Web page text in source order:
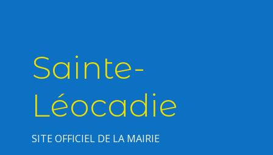
Sainte-
Léocadie
SITE OFFICIEL DE LA MAIRIE